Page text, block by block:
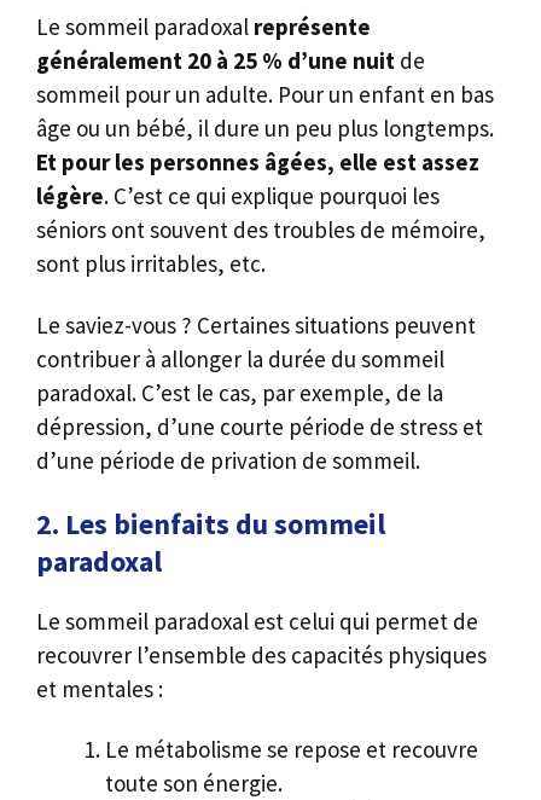
Le sommeil paradoxal représente
généralement 20 à 25 % d’une nuit de
sommeil pour un adulte. Pour un enfant en bas
âge ou un bébé, il dure un peu plus longtemps.
Et pour les personnes âgées, elle est assez
légère. C’est ce qui explique pourquoi les
séniors ont souvent des troubles de mémoire,
sont plus irritables, etc.
Le saviez-vous ? Certaines situations peuvent
contribuer à allonger la durée du sommeil
paradoxal. C’est le cas, par exemple, de la
dépression, d’une courte période de stress et
d’une période de privation de sommeil.
2. Les bienfaits du sommeil
paradoxal
Le sommeil paradoxal est celui qui permet de
recouvrer l’ensemble des capacités physiques
et mentales :
Le métabolisme se repose et recouvre
toute son énergie.